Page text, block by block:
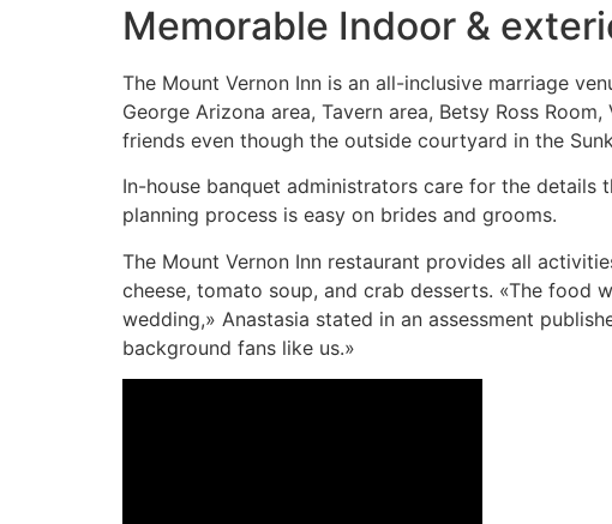
Memorable Indoor &
The Mount Vernon Inn is an all-inclusive marriage
George Arizona area, Tavern area, Betsy Ross
friends even though the outside courtyard in the
In-house banquet administrators care for the
planning process is easy on brides and grooms.
The Mount Vernon Inn restaurant provides all
cheese, tomato soup, and crab desserts. «The
wedding,» Anastasia stated in an assessment
background fans like us.»